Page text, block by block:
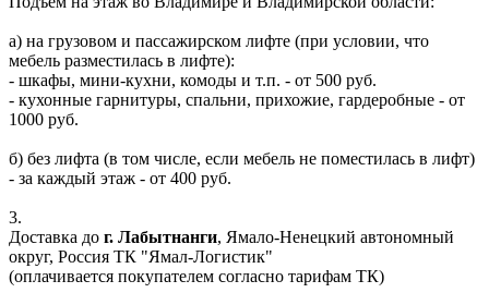
а) на грузовом и пассажирском лифте (при условии, что
мебель разместилась в лифте):
- шкафы, мини-кухни, комоды и т.п. - от 500 руб.
- кухонные гарнитуры, спальни, прихожие, гардеробные - от
1000 руб.
б) без лифта (в том числе, если мебель не поместилась в лифт)
- за каждый этаж - от 400 руб.
3.
Доставка до г. Лабытнанги, Ямало-Ненецкий автономный
округ, Россия ТК "Ямал-Логистик"
(оплачивается покупателем согласно тарифам ТК)